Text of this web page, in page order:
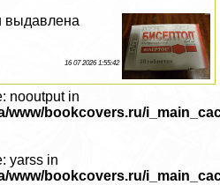
выдавлена
16 07 2026 1:55:42
nooutput in
www/bookcovers.ru/
yarss in
www/bookcovers.ru/